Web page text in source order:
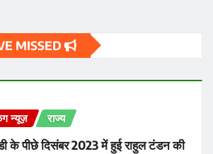
MISSED
न्यूज़ राज्य
के पीछे दिसंबर 2023 में हुई राहुल टंडन की